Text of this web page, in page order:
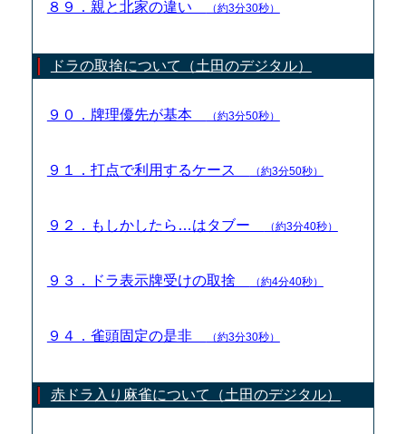
８９．親と北家の違い （約3分30秒）
ドラの取捨について（土田のデジタル）
９０．牌理優先が基本 （約3分50秒）
９１．打点で利用するケース （約3分50秒）
９２．もしかしたら…はタブー （約3分40秒）
９３．ドラ表示牌受けの取捨 （約4分40秒）
９４．雀頭固定の是非 （約3分30秒）
赤ドラ入り麻雀について（土田のデジタル）